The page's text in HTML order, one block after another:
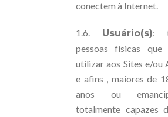
conectem à Internet.
1.6. Usuário(s):
pessoas físicas que
utilizar aos Sites e/ou
e afins , maiores de
anos ou
totalmente capazes